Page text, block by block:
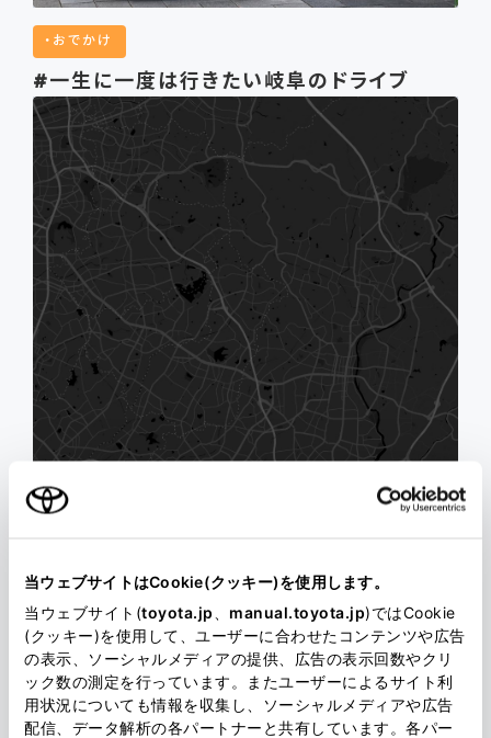
当ウェブサイトはCookie(クッキー)を使用します。
当ウェブサイト(toyota.jp manual.toyota.jp)ではCookie
(クッキー)を使用して、ユーザーに合わせたコンテンツや広告
の表示、ソーシャルメディアの提供、広告の表示回数やクリ
ック数の測定を行っています。またユーザーによるサイト利
用状況についても情報を収集し、ソーシャルメディアや広告
配信、データ解析の各パートナーと共有しています。各パー
おでかけ
#一生に一度は行きたい岐阜のドライブ